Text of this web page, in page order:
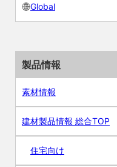
Global
製品情報
素材情報
建材製品情報 総合TOP
住宅向け